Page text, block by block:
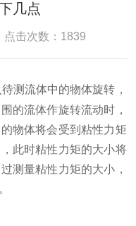
几点
点击次数：1839
测流体中的物体旋转，
的流体作旋转流动时，
物体将会受到粘性力矩
此时粘性力矩的大小将
测量粘性力矩的大小，